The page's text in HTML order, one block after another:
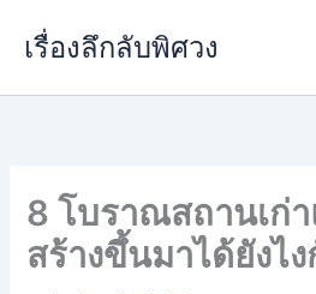
เรื่องลึกลับพิศวง
8 โบราณสถานเก่
สร้างขึ้นมาได้ยังไ